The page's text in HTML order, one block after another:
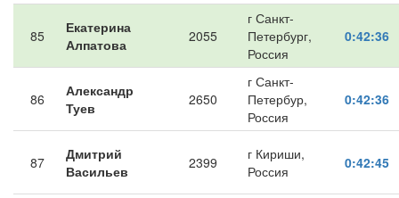
85
Екатерина
Алпатова
2055
г Санкт-
Петербург,
Россия
0:42:36
86
Александр
Туев
2650
г Санкт-
Петербур,
Россия
0:42:36
87
Дмитрий
Васильев
2399
г Кириши,
Россия
0:42:45